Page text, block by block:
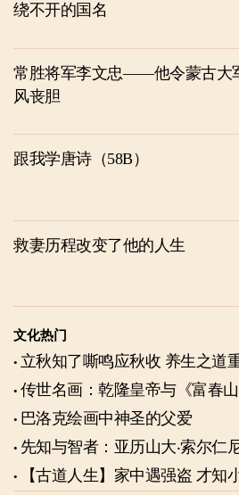
绕不开的国名
常胜将军李文忠——他令蒙古大
风丧胆
跟我学唐诗（58B）
救妻历程改变了他的人生
文化热门
立秋知了嘶鸣应秋
传世名画：乾隆皇帝与《富春
缘巴洛克绘画中神圣的父爱
先知与智者：亚历山大‧索尔仁
【古道人生】家中遇强盗 才知